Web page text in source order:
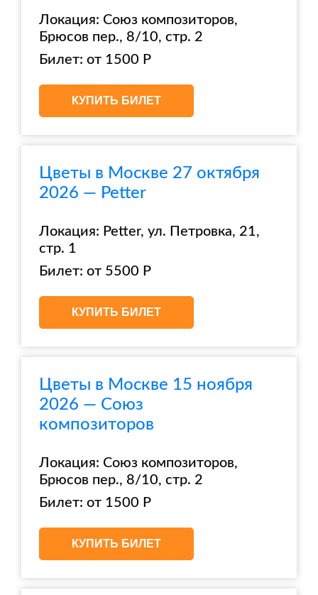
Локация: Союз композиторов,
Брюсов пер., 8/10, стр. 2
Билет: от 1500 Р
КУПИТЬ БИЛЕТ
Цветы в Москве 27 октября
2026 — Petter
Локация: Petter, ул. Петровка, 21,
стр. 1
Билет: от 5500 Р
КУПИТЬ БИЛЕТ
Цветы в Москве 15 ноября
2026 — Союз
композиторов
Локация: Союз композиторов,
Брюсов пер., 8/10, стр. 2
Билет: от 1500 Р
КУПИТЬ БИЛЕТ